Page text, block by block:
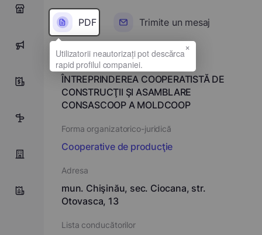
5
PDF Trimite un mesaj
Denumirea completă
ÎNTREPRINDEREA COOPERATISTĂ DE
CONSTRUCŢII ŞI ASAMBLARE
CONSASCOOP A MOLDCOOP
Forma organizatorico-juridică
Cooperative de producţie
Adresa
mun. Chişinău, sec. Ciocana, str.
Otovasca, 13
Lista conducătorilor
×